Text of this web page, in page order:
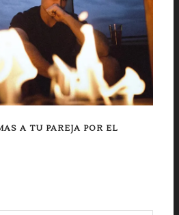
A TU PAREJA POR EL